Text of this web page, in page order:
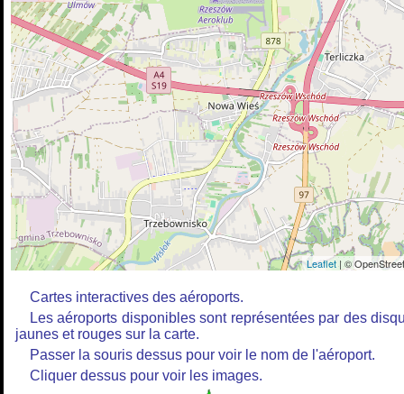
Leaflet| ©
Cartes interactives des aéroports.
Les aéroports disponibles sont représentées par des
jaunes et rouges sur la carte.
Passer la souris dessus pour voir le nom de l'aéroport.
Cliquer dessus pour voir les images.